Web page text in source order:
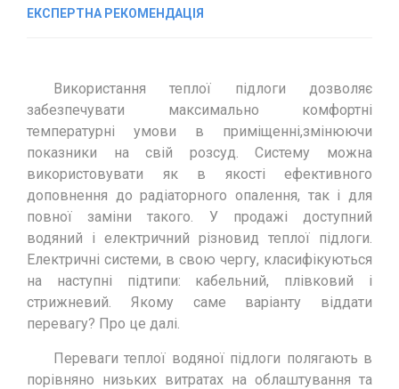
ЕКСПЕРТНА РЕКОМЕНДАЦІЯ
Використання теплої підлоги дозволяє
забезпечувати максимально комфортні
температурні умови в приміщенні,змінюючи
показники на свій розсуд. Систему можна
використовувати як в якості ефективного
доповнення до радіаторного опалення, так і для
повної заміни такого. У продажі доступний
водяний і електричний різновид теплої підлоги.
Електричні системи, в свою чергу, класифікуються
на наступні підтипи: кабельний, плівковий і
стрижневий. Якому саме варіанту віддати
перевагу? Про це далі.
Переваги теплої водяної підлоги полягають в
порівняно низьких витратах на облаштування та